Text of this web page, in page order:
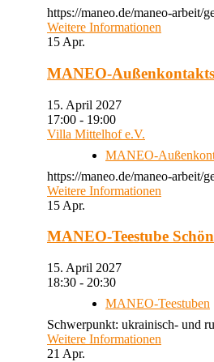
https://maneo.de/maneo-arbeit/
Weitere Informationen
15 Apr.
MANEO-
15. April 2027
17:00 - 19:00
Villa Mittelhof e.V.
MANEO-
https://maneo.de/maneo-arbeit/
Weitere Informationen
15 Apr.
MANEO-Teestube
15. April 2027
18:30 - 20:30
MANEO-Teestuben
Schwerpunkt: ukrainisch- und
Weitere Informationen
21 Apr.